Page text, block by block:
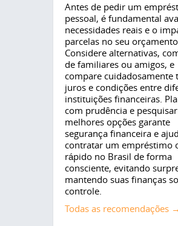
Antes de pedir um
pessoal, é fundamental
necessidades reais e o
parcelas no seu
Considere alternativas,
de familiares ou amigos, e
compare cuidadosamente
juros e condições entre
instituições financeiras.
com prudência e
melhores opções garante
segurança financeira e
contratar um empréstimo
rápido no Brasil de forma
consciente, evitando
mantendo suas finanças
controle.
Todas as recomendações →